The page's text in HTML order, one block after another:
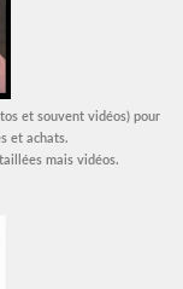
et souvent vidéos) pour
et achats.
mais vidéos.